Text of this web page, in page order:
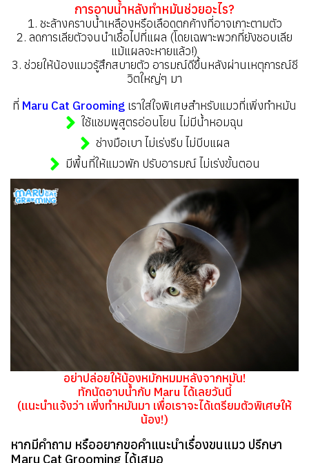
การอาบน้ำหลังทำหมันช่วยอะไร?
1️. ชะล้างคราบน้ำเหลืองหรือเลือดตกค้างที่อาจเกาะตามตัว
2️. ลดการเลียตัวจนนำเชื้อไปที่แผล (โดยเฉพาะพวกที่ยังชอบเลีย
แม้แผลจะหายแล้ว!)
️3. ช่วยให้น้องแมวรู้สึกสบายตัว อารมณ์ดีขึ้นหลังผ่านเหตุการณ์ชี
วิตใหญ่ๆ มา
ที่ Maru Cat Grooming เราใส่ใจพิเศษสำหรับแมวที่เพิ่งทำหมัน
ใช้แชมพูสูตรอ่อนโยน ไม่มีน้ำหอมฉุน
ช่างมือเบา ไม่เร่งรีบ ไม่บีบแผล
มีพื้นที่ให้แมวพัก ปรับอารมณ์ ไม่เร่งขั้นตอน
อย่าปล่อยให้น้องหมักหมมหลังจากหมัน!
ทักนัดอาบน้ำกับ Maru ได้เลยวันนี้
(แนะนำแจ้งว่า เพิ่งทำหมันมา เพื่อเราจะได้เตรียมตัวพิเศษให้
น้อง!)
หากมีคำถาม หรืออยากขอคำแนะนำเรื่องขนแมว ปรึกษา
Maru Cat Grooming ได้เสมอ